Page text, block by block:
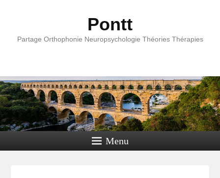
Pontt
Partage Orthophonie Neuropsychologie Théories Thérapies
Menu